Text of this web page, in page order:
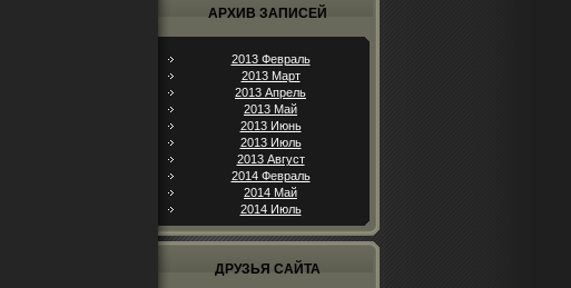
АРХИВ ЗАПИСЕЙ
2013 Февраль
2013 Март
2013 Апрель
2013 Май
2013 Июнь
2013 Июль
2013 Август
2014 Февраль
2014 Май
2014 Июль
ДРУЗЬЯ САЙТА